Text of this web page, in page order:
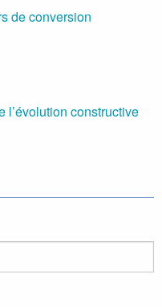
de conversion
l’évolution constructive